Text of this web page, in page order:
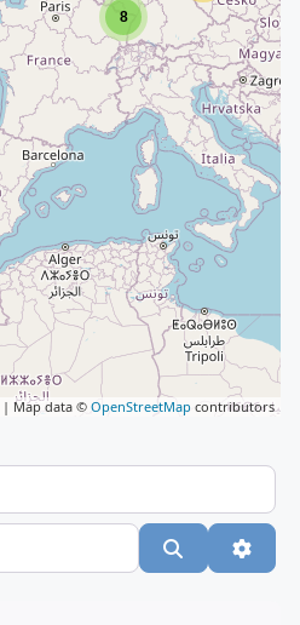
8
| Map data © OpenStreetMap contributors
Suchen